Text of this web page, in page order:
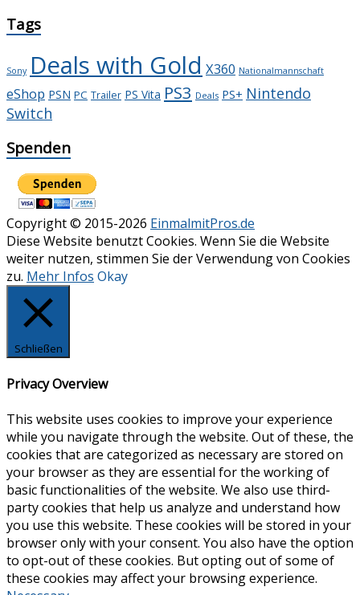
Tags
Sony Deals with Gold X360 Nationalmannschaft
eShop PSN PC Trailer PS Vita PS3 Deals PS+ Nintendo
Switch
Spenden
Copyright © 2015-2026 EinmalmitPros.de
Diese Website benutzt Cookies. Wenn Sie die Website
weiter nutzen, stimmen Sie der Verwendung von Cookies
zu. Mehr Infos Okay
Schließen
Privacy Overview
This website uses cookies to improve your experience
while you navigate through the website. Out of these, the
cookies that are categorized as necessary are stored on
your browser as they are essential for the working of
basic functionalities of the website. We also use third-
party cookies that help us analyze and understand how
you use this website. These cookies will be stored in your
browser only with your consent. You also have the option
to opt-out of these cookies. But opting out of some of
these cookies may affect your browsing experience.